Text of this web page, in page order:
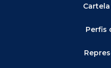
Perfis